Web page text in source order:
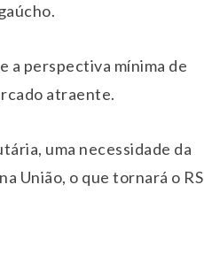
a perspectiva mínima de
atraente.
uma necessidade da
União, o que tornará o RS